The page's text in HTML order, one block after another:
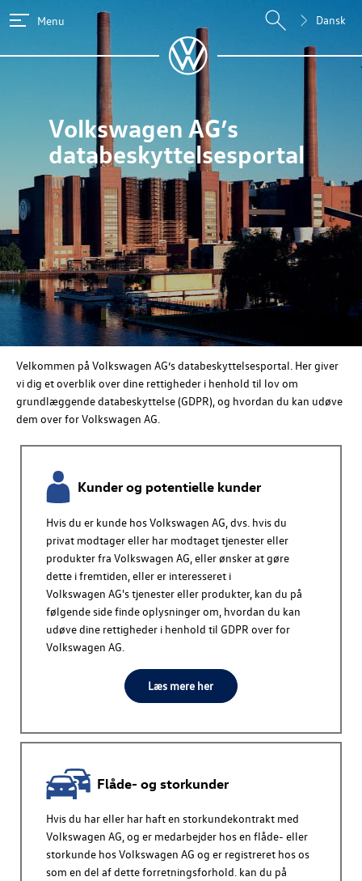
Menu Dansk
Volkswagen AG’s
databeskyttelsesportal
Velkommen på Volkswagen AG’s databeskyttelsesportal. Her giver
vi dig et overblik over dine rettigheder i henhold til lov om
grundlæggende databeskyttelse (GDPR), og hvordan du kan udøve
dem over forVolkswagen AG
Kunder og potentielle kunder
Hvis du er kunde hosVolkswagen AG , dvs. hvis du
privat modtager eller har modtaget tjenester eller
produkter fraVolkswagen AG , eller ønsker at gøre
dette i fremtiden, eller er interesseret i
Volkswagen AG's tjenester eller produkter, kan du på
følgende side finde oplysninger om, hvordan du kan
udøve dine rettigheder i henhold til GDPR over for
Volkswagen AG
Læs mere her
Flåde- og storkunder
Hvis du har eller har haft en storkundekontrakt med
Volkswagen AG, og er medarbejder hos en flåde- eller
storkunde hosVolkswagen AG og er registreret hos os
som en del af dette forretningsforhold. kan du på